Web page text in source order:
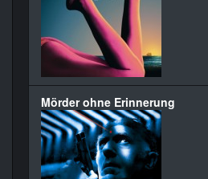
Mörder ohne Erinnerung